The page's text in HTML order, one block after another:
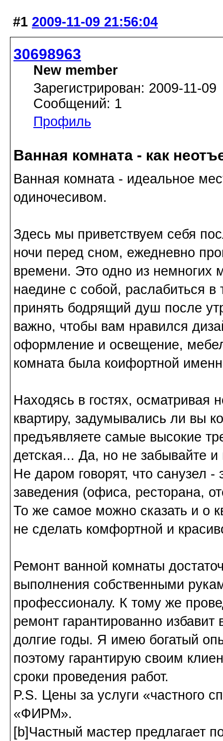
#1 2009-11-09 21:56:04
30698963
New member
Зарегистрирован: 2009-11-09
Сообщений: 1
Профиль
Ванная комната - как
Ванная комната - идеальное
одиночесивом.
Здесь мы приветствуем себя
ночи перед сном, ежедневно
времени. Это одно из
наедине с собой, раслабиться
принять бодрящий душ после
важно, чтобы вам нравился
оформление и освещение,
комната была коифортной
Находясь в гостях,
квартиру, задумывались ли вы
предъявляете самые высокие
детская... Да, но не забывайте
Не даром говорят, что санузел
заведения (офиса, ресторана,
То же самое можно сказать и о
не сделать комфортной и
Ремонт ванной комнаты
выполнения собственными
профессионалу. К тому же
ремонт гарантированно
долгие годы. Я имею богатый
поэтому гарантирую своим
сроки проведения работ.
P.S. Цены за услуги «частного
«ФИРМ».
[b]Частный мастер предлагает